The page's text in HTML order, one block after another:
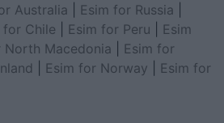
Australia Esim for Russia
for Chile Esim for Peru
Esim
North Macedonia
Esim for
Esim for Norway
Esim for